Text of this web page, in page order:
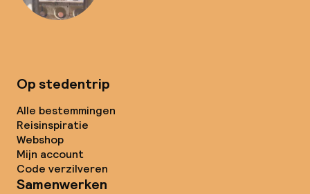
Op stedentrip
Alle bestemmingen
Reisinspiratie
Webshop
Mijn account
Code verzilveren
Samenwerken